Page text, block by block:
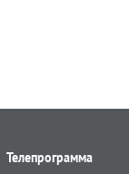
Телепрограмма